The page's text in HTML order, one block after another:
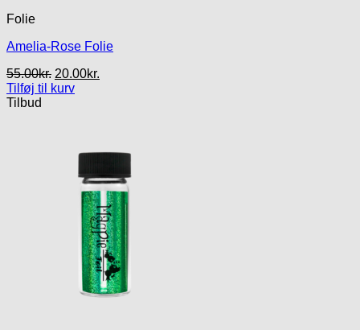
Folie
Amelia-Rose Folie
55.00kr. Den
oprindelige
20.00kr.
Tilføj til kurv
Tilbud